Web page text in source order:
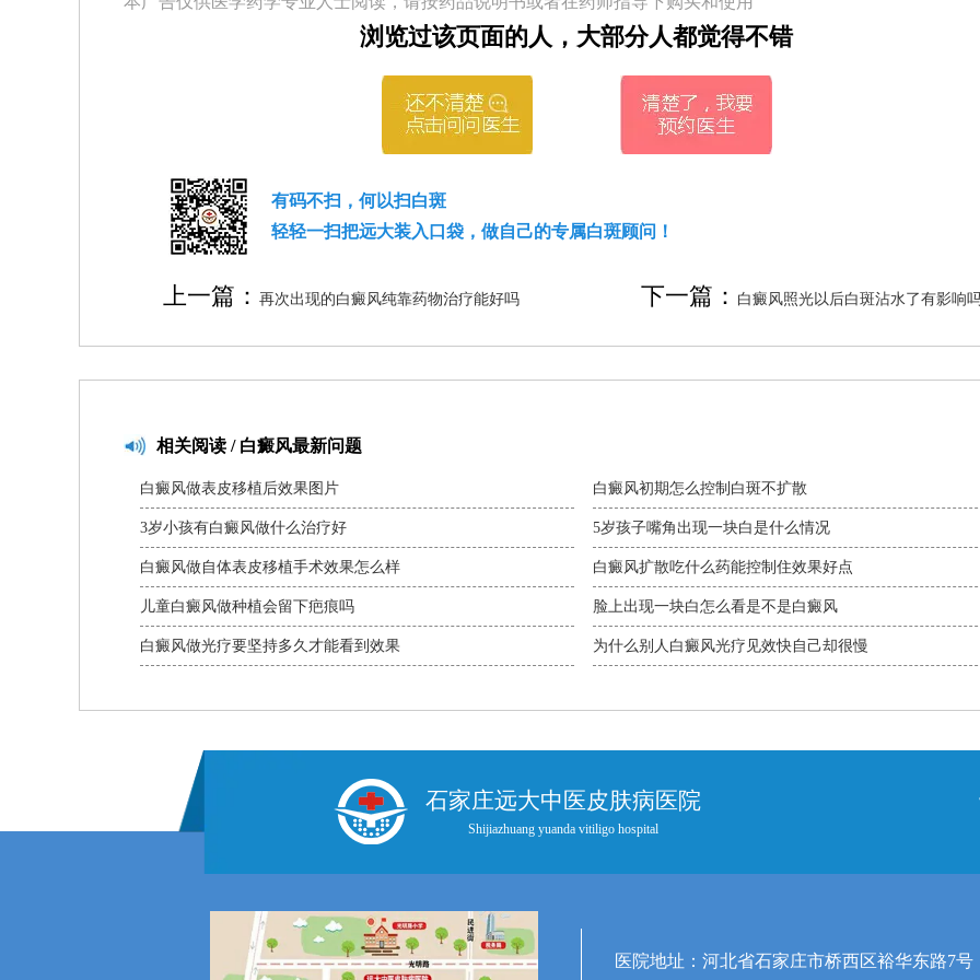
浏览过该页面的人，大部分人都觉得不错
有码不扫，何以扫白斑
轻轻一扫把远大装入口袋，做自己的专属白斑顾问！
上一篇： 再次出现的白癜风纯靠药物治疗能好吗 下一篇： 白癜风照光以后白斑沾水了有影响
相关阅读 / 白癜风最新问题
白癜风做表皮移植后效果图片
3岁小孩有白癜风做什么治疗好
白癜风做自体表皮移植手术效果怎么样
儿童白癜风做种植会留下疤痕吗
白癜风做光疗要坚持多久才能看到效果
白癜风初期怎么控制白斑不扩散
5岁孩子嘴角出现一块白是什么情况
白癜风扩散吃什么药能控制住效果好点
脸上出现一块白怎么看是不是白癜风
为什么别人白癜风光疗见效快自己却很慢
石家庄远大中医皮肤病医院
Shijiazhuang yuanda vitiligo hospital
医院地址：河北省石家庄市桥西区裕华东路7号